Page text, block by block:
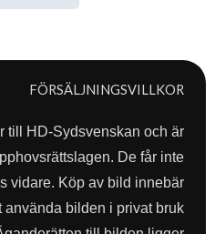
FÖRSÄLJNINGSVILLKOR
till HD-Sydsvenskan och är
De får inte
vidare. Köp av bild innebär
använda bilden i privat bruk